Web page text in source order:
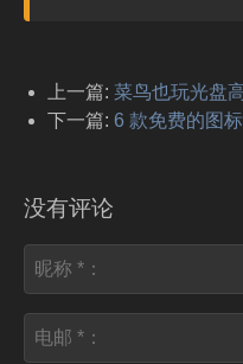
关于作者
上一篇: 菜鸟也玩光盘
下一篇: 6 款免费的图
没有评论